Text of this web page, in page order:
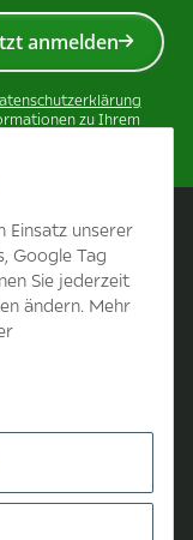
Einsatz unserer
Google Tag
Sie jederzeit
ändern. Mehr
anmelden
zu Ihrem
zu.